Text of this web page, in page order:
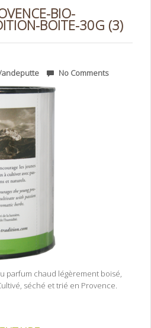
BIO-
BOITE-30G (3)
No Comments
parfum chaud légèrement boisé,
séché et trié en Provence.